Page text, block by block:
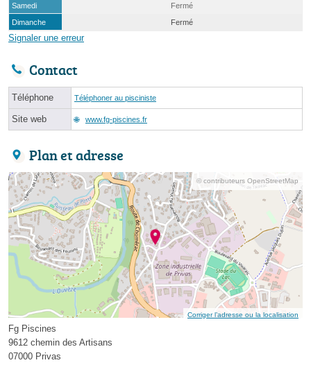
Samedi
Fermé
Dimanche
Fermé
Signaler une erreur
Contact
Téléphone Téléphoner au pisciniste
Site web www.fg-piscines.fr
Plan et adresse
© contributeurs OpenStreetMap
Corriger l’adresse ou la localisation
Fg Piscines
9612 chemin des Artisans
07000 Privas